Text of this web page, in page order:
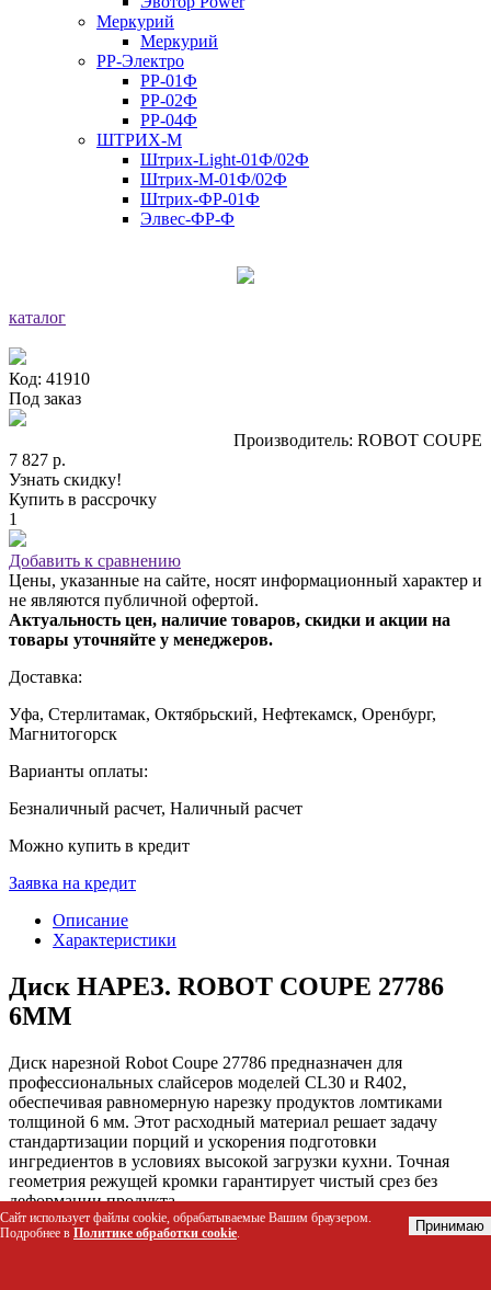
Меркурий
Меркурий
РР-Электро
РР-01Ф
РР-02Ф
РР-04Ф
ШТРИХ-М
Штрих-Light-01Ф/02Ф
Штрих-М-01Ф/02Ф
Штрих-ФР-01Ф
Элвес-ФР-Ф
каталог
Код: 41910
Под заказ
Производитель: ROBOT COUPE
7 827 р.
Узнать скидку!
Купить в рассрочку
1
Добавить к сравнению
Цены, указанные на сайте, носят информационный характер и
не являются публичной офертой.
Актуальность цен, наличие товаров, скидки и акции на
товары уточняйте у менеджеров.
Доставка:
Уфа, Стерлитамак, Октябрьский, Нефтекамск, Оренбург,
Магнитогорск
Варианты оплаты:
Безналичный расчет, Наличный расчет
Можно купить в кредит
Заявка на кредит
Описание
Характеристики
Диск НАРЕЗ. ROBOT COUPE 27786
6ММ
Диск нарезной Robot Coupe 27786 предназначен для
профессиональных слайсеров моделей CL30 и R402,
обеспечивая равномерную нарезку продуктов ломтиками
толщиной 6 мм. Этот расходный материал решает задачу
стандартизации порций и ускорения подготовки
ингредиентов в условиях высокой загрузки кухни. Точная
геометрия режущей кромки гарантирует чистый срез без
деформации продукта.
Кому подойдет этот товар
Сайт использует файлы cookie, обрабатываемые Вашим браузером.
Подробнее в Политике обработки cookie. Принимаю